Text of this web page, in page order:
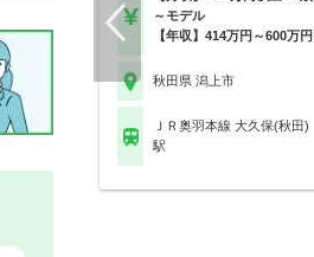
～モデル
【年収】414万円～600万円
秋田県 潟上市
ＪＲ奥羽本線 大久保(秋田)
駅